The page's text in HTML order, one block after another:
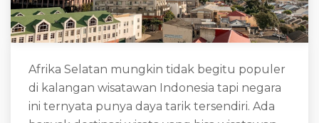
Afrika Selatan mungkin tidak begitu populer
di kalangan wisatawan Indonesia tapi negara
ini ternyata punya daya tarik tersendiri. Ada